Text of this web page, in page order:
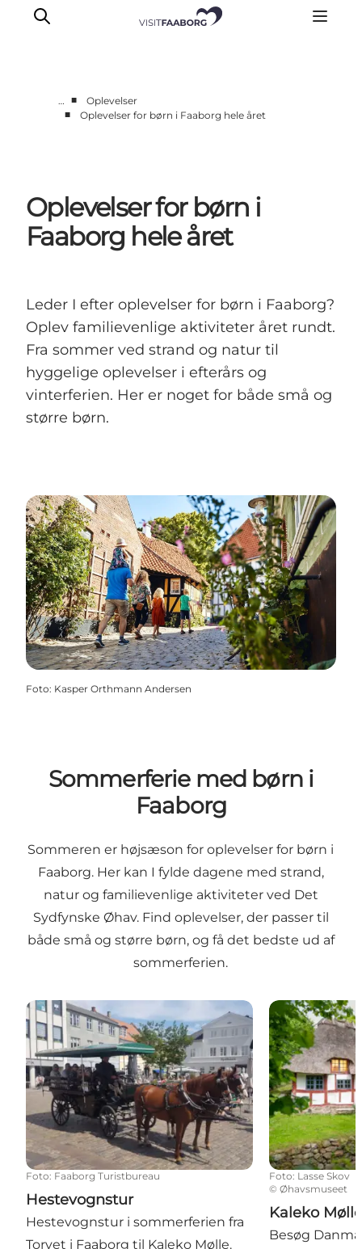
Øhop
Outdoor
Det sker
… ■
Oplevelser
■
Oplevelser for børn i Faaborg hele året
Oplevelser for børn i
Faaborg hele året
Leder I efter oplevelser for børn i Faaborg?
Oplev familievenlige aktiviteter året rundt.
Fra sommer ved strand og natur til
hyggelige oplevelser i efterårs og
vinterferien. Her er noget for både små og
større børn.
Foto: Kasper Orthmann Andersen
Sommerferie med børn i
Faaborg
Sommeren er højsæson for oplevelser for børn i
Faaborg. Her kan I fylde dagene med strand,
natur og familievenlige aktiviteter ved Det
Sydfynske Øhav. Find oplevelser, der passer til
både små og større børn, og få det bedste ud af
sommerferien.
Hestevognstur
Foto: Faaborg Turistbureau
Hestevognstur
Hestevognstur i sommerferien fra
Torvet i Faaborg til Kaleko Mølle.
Kaleko Mølle
Foto: Lasse Skov
©Øhavsmuseet
Kaleko
Besøg